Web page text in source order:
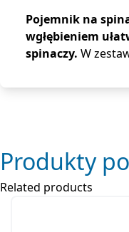
Pojemnik na
wgłębieniem
spinaczy. W
Produkty
Related products